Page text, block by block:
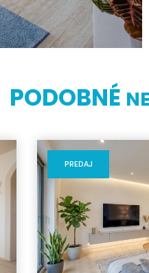
PODOBNÉ
PREDAJ